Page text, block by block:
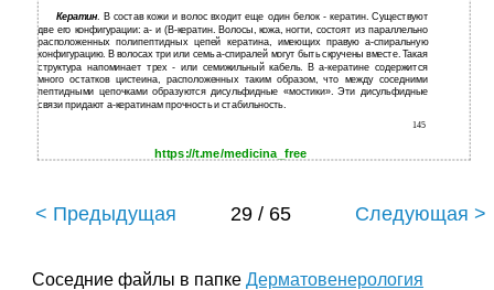
Кератин. В состав кожи и волос входит еще один белок - кератин. Существуют
две его конфигурации: а- и (В-кератин. Волосы, кожа, ногти, состоят из параллельно
расположенных полипептидных цепей кератина, имеющих правую а-спиральную
конфигурацию. В волосах три или семь а-спиралей могут быть скручены вместе. Такая
структура напоминает трех - или семижильный кабель. В а-кератине содержится
много остатков цистеина, расположенных таким образом, что между соседними
пептидными цепочками образуются дисульфидные «мостики». Эти дисульфидные
связи придают а-кератинам прочность и стабильность.
145
https://t.me/medicina_free
< Предыдущая 29 / 65 Следующая >
Соседние файлы в папке Дерматовенерология